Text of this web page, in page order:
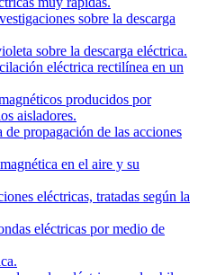
sobre la descarga
sobre la descarga eléctrica.
eléctrica rectilínea en un
producidos por
aisladores.
propagación de las acciones
en el aire y su
eléctricas, tratadas según la
eléctricas por medio de